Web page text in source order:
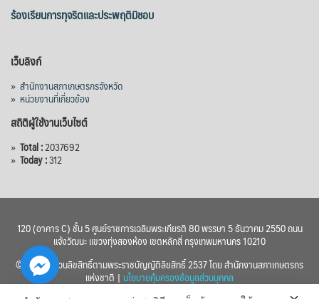
ร้องเรียนการทุจริตและประพฤติมิชอบ
เว็บลิงก์
» สำนักงานสภาเกษตรกรจังหวัด
» หน่วยงานที่เกี่ยวข้อง
สถิติผู้ใช้งานเว็บไซต์
» Total :2037692
» Today :312
120 (อาคาร C) ชั้น 5 ศูนย์ราชการเฉลิมพระเกียรติ 80 พรรษา 5 ธันวาคม 2550 ถนน
แจ้งวัฒนะ แขวงทุ่งสองห้อง เขตหลักสี่ กรุงเทพมหานคร 10210
© 2560 สงวนลิขสิทธิ์ตามพระราชบัญญัติลิขสิทธิ์ 2537 โดย สำนักงานสภาเกษตรกร
แห่งชาติ | นโยบายคุ้มครองข้อมูลส่วนบุคคล